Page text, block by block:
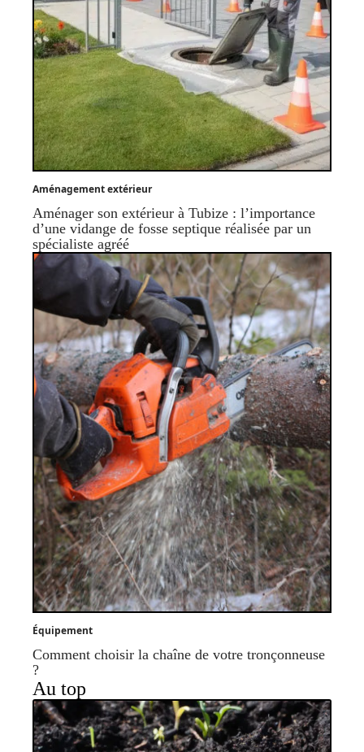
Aménagement extérieur
Aménager son extérieur à Tubize : l’importance
d’une vidange de fosse septique réalisée par un
spécialiste agréé
Équipement
Comment choisir la chaîne de votre tronçonneuse
?
Au top